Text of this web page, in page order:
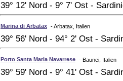
39° 12' Nord - 9° 7' Ost -
Marina di Arbatax - Arbatax, Italien
39° 56' Nord - 94° 2' Ost -
Porto Santa Maria Navarrese - Baunei, Italien
39° 59' Nord - 9° 41' Ost -